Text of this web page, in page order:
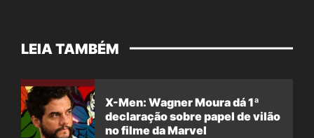
LEIA TAMBÉM
X-Men: Wagner Moura dá 1ª
declaração sobre papel de vilão
no filme da Marvel